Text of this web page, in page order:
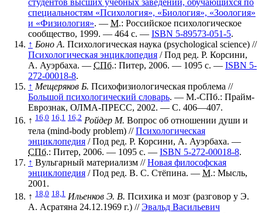
специальностям «Психология», «Биология», «Зоология»
и «Физиология». — М.: Российское психологическое
сообщество, 1999. — 464 с. — ISBN 5-89573-051-5.
↑ Боно А. Психологическая наука (psychological science) //
Психологическая энциклопедия / Под ред. Р. Корсини,
А. Ауэрбаха. — СПб.: Питер, 2006. — 1095 с. — ISBN 5-
272-00018-8.
↑ Мещеряков Б. Психофизиологическая проблема //
Большой психологический словарь. — М.-СПб.: Прайм-
Еврознак, ОЛМА-ПРЕСС, 2002. — С. 406—407.
↑ 16,0 16,1 16,2 Ройдер М. Вопрос об отношении души и
тела (mind-body problem) //Психологическая
энциклопедия / Под ред. Р. Корсини, А. Ауэрбаха. —
СПб.: Питер, 2006. — 1095 с. — ISBN 5-272-00018-8.
↑ Вульгарный материализм //Новая философская
энциклопедия / Под ред. В. С. Стёпина. — М.: Мысль,
2001.
↑ 18,0 18,1 Ильенков Э. В. Психика и мозг (разговор у Э.
А. Асратяна 24.12.1969 г.) //Эвальд Васильевич